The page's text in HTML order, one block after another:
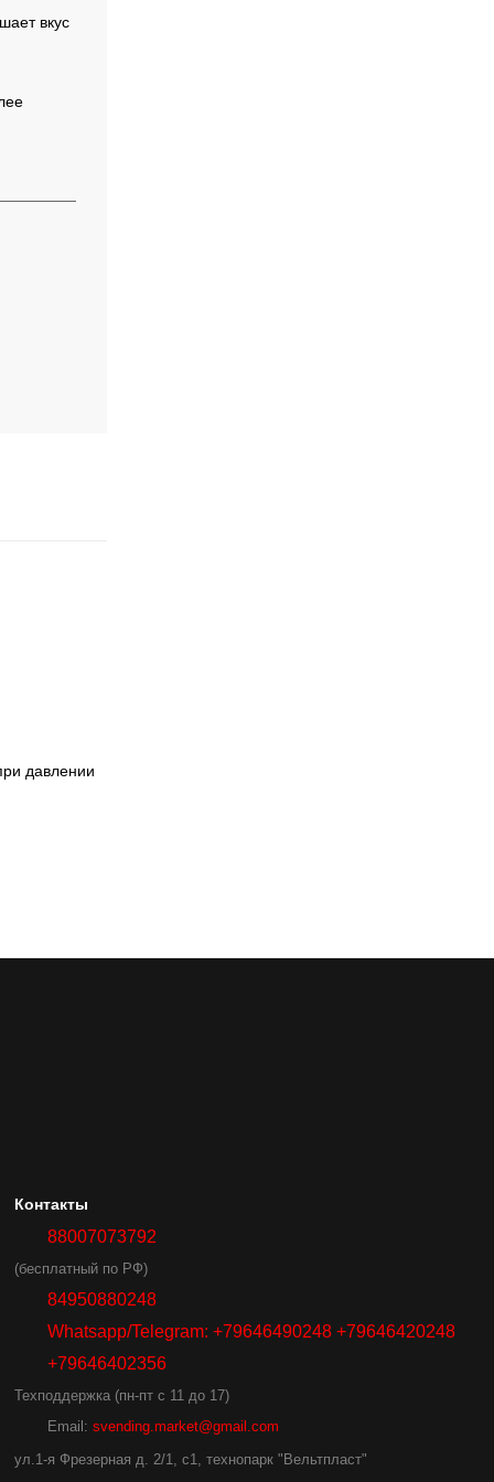
вкус
давлении
Контакты
88007073792
(бесплатный по РФ)
84950880248
Whatsapp/Telegram: +79646490248 +79646420248
+79646402356
Техподдержка (пн-пт с 11 до 17)
Email:svending.market@gmail.com
ул.1-я Фрезерная д. 2/1, с1, технопарк "Вельтпласт"